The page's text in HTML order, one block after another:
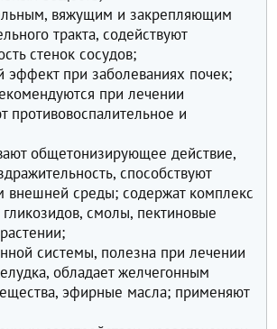
вяжущим и закрепляющим
тракта, содействуют
стенок сосудов;
эффект при заболеваниях почек;
при лечении
и
общетонизирующее действие,
способствуют
внешней среды; содержат комплекс
смолы, пектиновые
системы, полезна при лечении
обладает желчегонным
эфирные масла; применяют